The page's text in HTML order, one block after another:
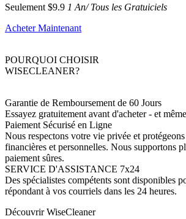
Seulement $9.9 1 An/ Tous les Gratuiciels
Acheter Maintenant
POURQUOI CHOISIR
WISECLEANER?
Garantie de Remboursement de 60 Jours
Essayez gratuitement avant d'acheter - et
Paiement Sécurisé en Ligne
Nous respectons votre vie privée et
financières et personnelles. Nous supportons
paiement sûres.
SERVICE D'ASSISTANCE 7x24
Des spécialistes compétents sont disponibles
répondant à vos courriels dans les 24 heures.
Découvrir WiseCleaner